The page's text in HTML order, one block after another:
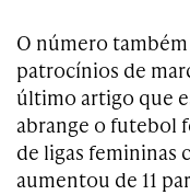
O número
patrocínios de
último artigo que
abrange o futebol
de ligas femininas
aumentou de 11